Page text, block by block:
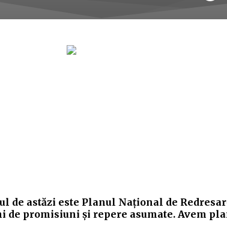
de astăzi este Planul Naţional de
de promisiuni şi repere asumate. Avem